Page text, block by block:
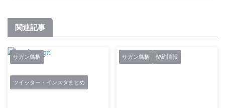
関連記事
サガン鳥栖
ツイッター・インスタまとめ
サガン鳥栖 契約情報